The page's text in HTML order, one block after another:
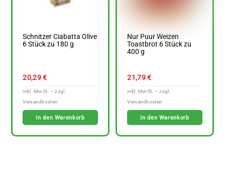
Schnitzer Ciabatta Olive
6 Stück zu 180 g
20,29€
In den Warenkorb
Nur Puur Weizen
Toastbrot 6 Stück zu
400 g
21,79€
In den Warenkorb